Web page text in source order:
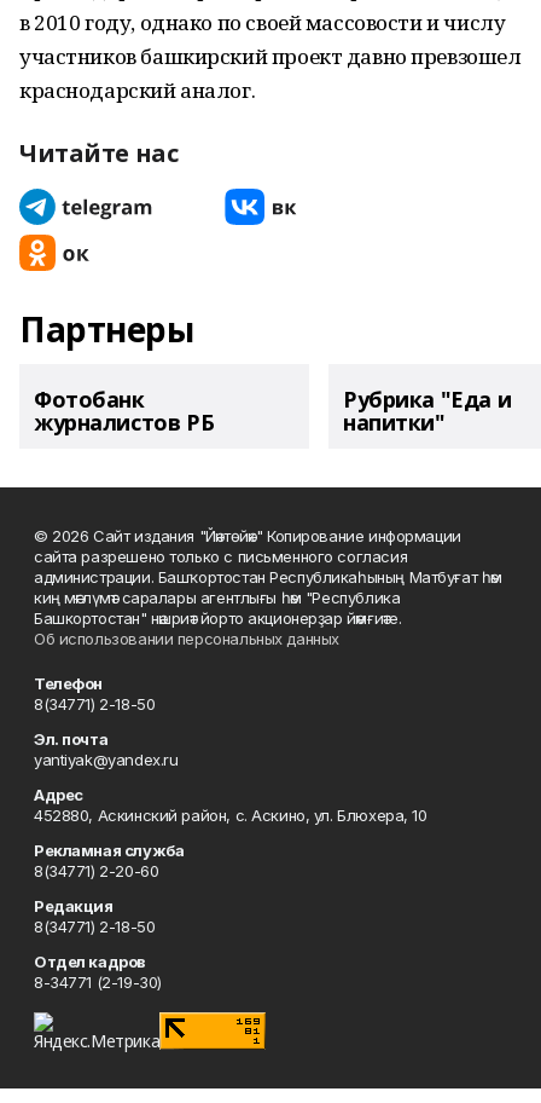
в 2010 году, однако по своей массовости и числу
участников башкирский проект давно превзошел
краснодарский аналог.
Читайте нас
Партнеры
Фотобанк
журналистов РБ
Рубрика "Еда и
напитки"
© 2026 Сайт издания "Йәнтөйәк" Копирование информации
сайта разрешено только с письменного согласия
администрации. Башҡортостан Республикаһының Матбуғат һәм
киң мәғлүмәт саралары агентлығы һәм "Республика
Башкортостан" нәшриәт йорто акционерҙар йәмғиәте.
Об использовании персональных данных
Телефон
8(34771) 2-18-50
Эл. почта
yantiyak@yandex.ru
Адрес
452880, Аскинский район, с. Аскино, ул. Блюхера, 10
Рекламная служба
8(34771) 2-20-60
Редакция
8(34771) 2-18-50
Отдел кадров
8-34771 (2-19-30)